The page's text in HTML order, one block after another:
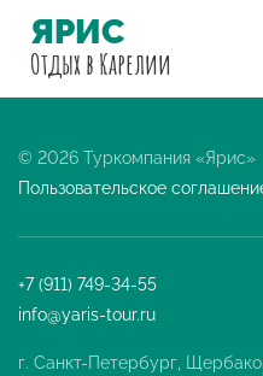
ЯРИС
Отдыхв Карелии
© 2026 Туркомпания «Ярис»
Пользовательское
+7 (911) 749-34-55
info@yaris-tour.ru
г. Санкт-Петербург,